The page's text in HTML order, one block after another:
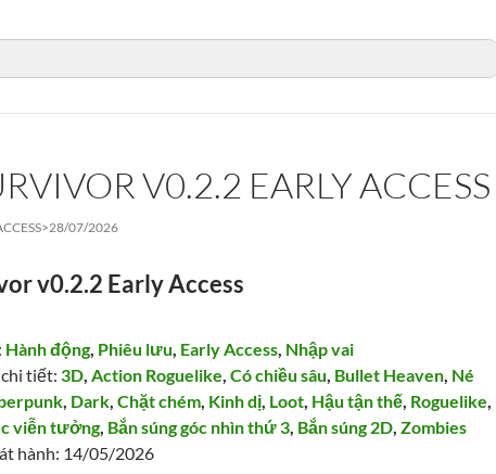
V0.2.2 EARLY ACCESS
28/07/2026
v0.2.2 Early Access
Hành động, Phiêu lưu, Early Access, Nhập vai
tiết: 3D,Action Roguelike,Có chiều sâu, Bullet Heaven, Né
, Dark,Chặt chém, Kinh dị, Loot, Hậu tận thế, Roguelike,
viễn tưởng, Bắn súng góc nhìn thứ 3, Bắn súng 2D,Zombies
hành: 14/05/2026